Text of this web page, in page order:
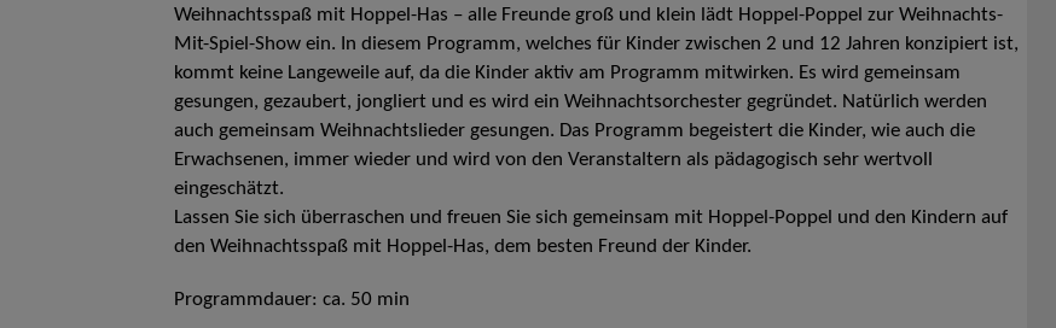
Weihnachtsspaß mit Hoppel-Has – alle Freunde groß und klein lädt Hoppel-Poppel zur Weihnachts-
Mit-Spiel-Show ein. In diesem Programm, welches für Kinder zwischen 2 und 12 Jahren konzipiert ist,
kommt keine Langeweile auf, da die Kinder aktiv am Programm mitwirken. Es wird gemeinsam
gesungen, gezaubert, jongliert und es wird ein Weihnachtsorchester gegründet. Natürlich werden
auch gemeinsam Weihnachtslieder gesungen. Das Programm begeistert die Kinder, wie auch die
Erwachsenen, immer wieder und wird von den Veranstaltern als pädagogisch sehr wertvoll
eingeschätzt.
Lassen Sie sich überraschen und freuen Sie sich gemeinsam mit Hoppel-Poppel und den Kindern auf
den Weihnachtsspaß mit Hoppel-Has, dem besten Freund der Kinder.
Programmdauer: ca. 50 min